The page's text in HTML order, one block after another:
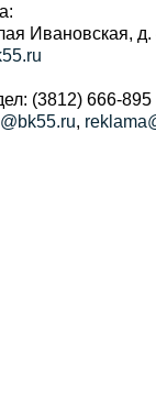
Ивановская,
(3812) 666-895
,